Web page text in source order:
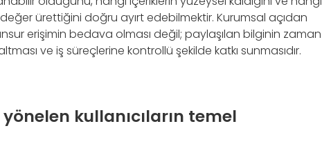
ürettiğini doğru ayırt edebilmektir. Kurumsal açıdan
erişimin bedava olması değil; paylaşılan bilginin zaman
ve iş süreçlerine kontrollü şekilde katkı sunmasıdır.
kullanıcıların temel